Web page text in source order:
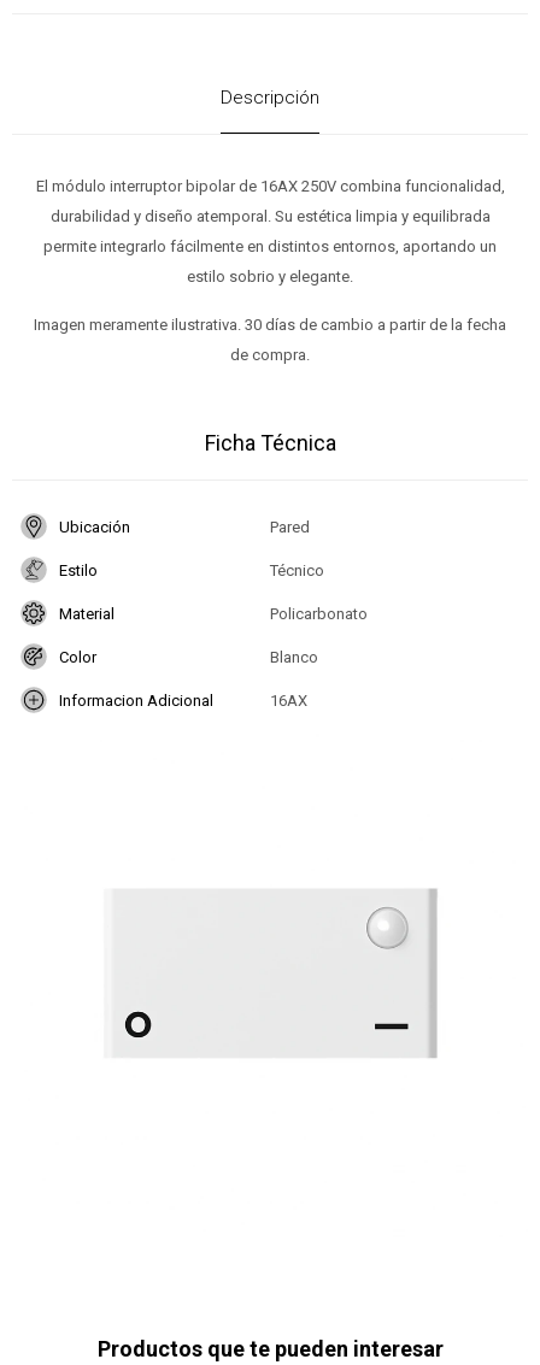
Descripción
El módulo interruptor bipolar de 16AX 250V combina funcionalidad,
durabilidad y diseño atemporal. Su estética limpia y equilibrada
permite integrarlo fácilmente en distintos entornos, aportando un
estilo sobrio y elegante.
Imagen meramente ilustrativa. 30 días de cambio a partir de la fecha
de compra.
Ficha Técnica
Ubicación Pared
Estilo Técnico
Material Policarbonato
Color Blanco
Informacion Adicional 16AX
Productos que te pueden interesar